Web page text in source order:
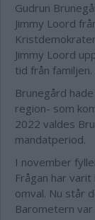
Gudrun
Jimmy Loord
Jimmy Loord
tid från familjen.
Brunegård
region- som
2022 valdes
mandatperiod.
I november
Frågan har
omval. Nu står
Barometern